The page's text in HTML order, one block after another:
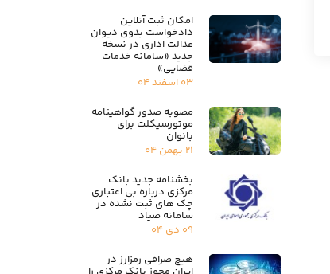
امکان ثبت آنلاین
دادخواست بدوی دیوان
عدالت اداری در نسخه
جدید «سامانه خدمات
قضایی»
۰۳ اسفند ۰۴
مصوبه صدور گواهینامه
موتورسیکلت برای
بانوان
۲۱ بهمن ۰۴
بخشنامه جدید بانک
مرکزی درباره بی اعتباری
چک های ثبت نشده در
سامانه صیاد
۰۹ دی ۰۴
هیچ صرافی رمزارز در